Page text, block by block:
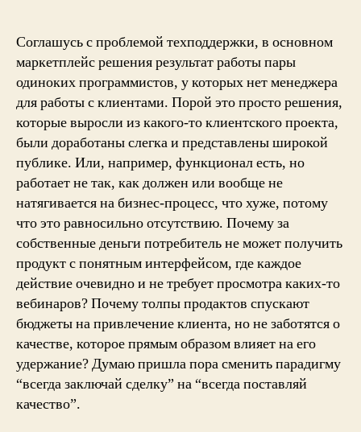
Соглашусь с проблемой техподдержки, в основном
маркетплейс решения результат работы пары
одиноких программистов, у которых нет менеджера
для работы с клиентами. Порой это просто решения,
которые выросли из какого-то клиентского проекта,
были доработаны слегка и представлены широкой
публике. Или, например, функционал есть, но
работает не так, как должен или вообще не
натягивается на бизнес-процесс, что хуже, потому
что это равносильно отсутствию. Почему за
собственные деньги потребитель не может получить
продукт с понятным интерфейсом, где каждое
действие очевидно и не требует просмотра каких-то
вебинаров? Почему толпы продактов спускают
бюджеты на привлечение клиента, но не заботятся о
качестве, которое прямым образом влияет на его
удержание? Думаю пришла пора сменить парадигму
“всегда заключай сделку” на “всегда поставляй
качество”.